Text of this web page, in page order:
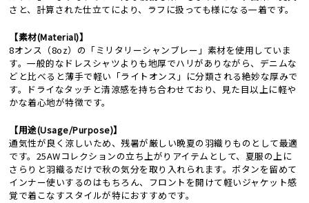
さと、計算された仕立てにより、ラフに扱っても様になる一着です。
【素材(Material)】
8オンス（8oz）の「ミリタリーシャンブレー」素材を使用していま
す。一般的なドレスシャツよりも地厚でハリがありながら、デニムな
どと比べると薄手で軽い「ライトオンス」に分類される絶妙な厚みで
す。ドライなタッチと清涼感を持ち合わせており、見た目以上に軽や
かな着心地が特徴です。
【用途(Usage/Purpose)】
通気性が良く涼しいため、残暑が厳しい晩夏の羽織りものとして最適
です。25AWコレクションの立ち上がりアイテムとして、夏服の上に
さらりと羽織るだけで秋の気分を取り入れられます。ボタンを留めて
インナー使いするのはもちろん、フロントを開けて軽いジャケット感
覚で着こなすスタイルが特におすすめです。